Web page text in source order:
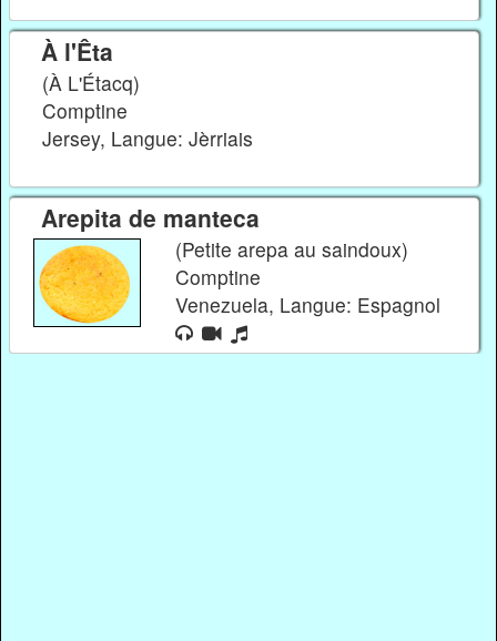
À l'Êta
(À L'Étacq)
Comptine
Jersey, Langue: Jèrriais
Arepita de manteca
(Petite arepa au saindoux)
Comptine
Venezuela, Langue: Espagnol